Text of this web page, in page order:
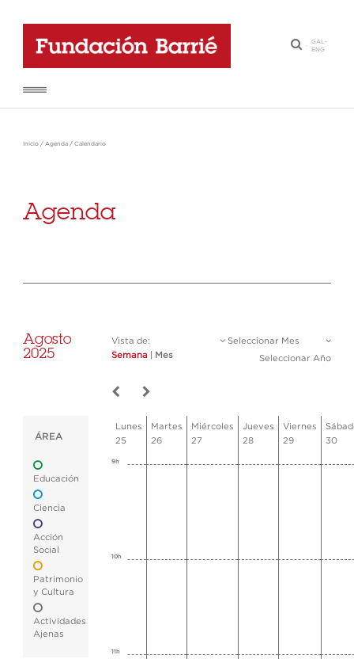
·
GAL-
ENG
Inicio / Agenda / Calendario
Agenda
Agosto
2025
Vista de:
Semana
Mes
Seleccionar Mes
Seleccionar Año
ÁREA
Educación
Ciencia
Acción
Social
Patrimonio
y Cultura
Actividades
Ajenas
Lunes
25
Martes
26
Miércoles
27
Jueves
28
Viernes
29
30
9h
10h
11h